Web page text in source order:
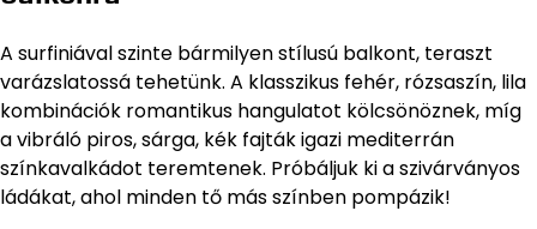
A surfiniával szinte bármilyen stílusú balkont, teraszt
varázslatossá tehetünk. A klasszikus fehér, rózsaszín, lila
kombinációk romantikus hangulatot kölcsönöznek, míg
a vibráló piros, sárga, kék fajták igazi mediterrán
színkavalkádot teremtenek. Próbáljuk ki a szivárványos
ládákat, ahol minden tő más színben pompázik!